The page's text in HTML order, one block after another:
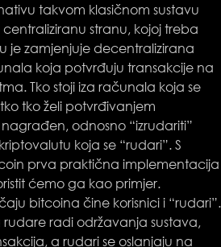
takvom klasičnom sustavu
stranu, kojoj treba
je zamjenjuje decentralizirana
koja potvrđuju transakcije na
Tko stoji iza računala koja se
tko želi potvrđivanjem
odnosno “izrudariti”
koja se “rudari”. S
prva praktična implementacija
ćemo ga kao primjer.
bitcoina čine korisnici i “rudari”.
rudare radi održavanja sustava,
a rudari se oslanjaju na